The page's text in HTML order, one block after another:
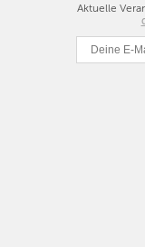
Aktuelle